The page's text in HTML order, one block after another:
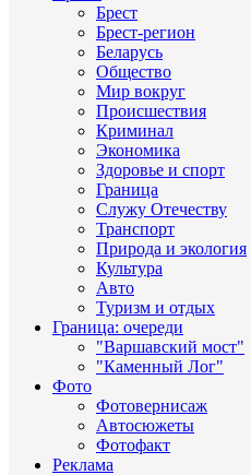
Брест
Брест-регион
Беларусь
Общество
Мир вокруг
Происшествия
Криминал
Экономика
Здоровье и спорт
Граница
Служу Отечеству
Транспорт
Природа и экология
Культура
Авто
Туризм и отдых
Граница: очереди
"Варшавский мост"
"Каменный Лог"
Фото
Фотовернисаж
Автосюжеты
Фотофакт
Реклама